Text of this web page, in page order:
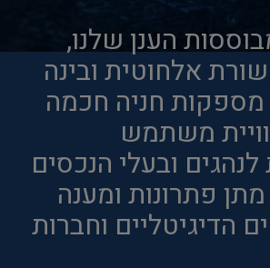
הענן שלנו,
אלחוטית ובינה
חניה חכמה
משתמש
ובעלי הנכסים
פתרונות ומענה
הדיגיטליים וחברות